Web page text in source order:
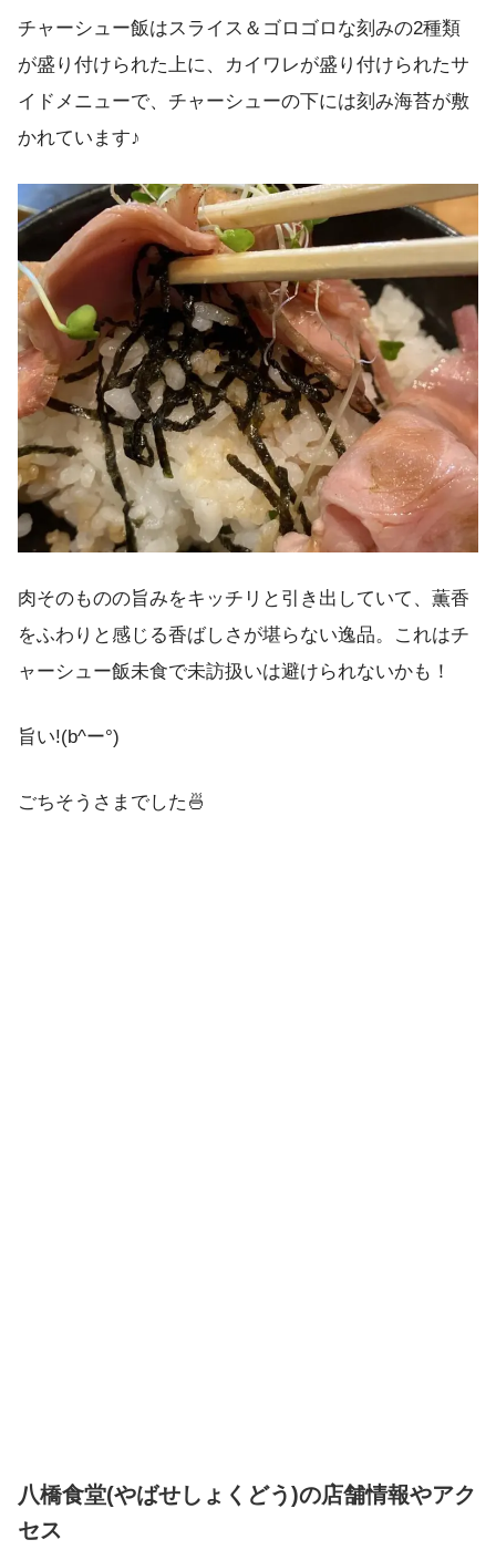
チャーシュー飯はスライス＆ゴロゴロな刻みの2種類
が盛り付けられた上に、カイワレが盛り付けられたサ
イドメニューで、チャーシューの下には刻み海苔が敷
かれています♪
肉そのものの旨みをキッチリと引き出していて、薫香
をふわりと感じる香ばしさが堪らない逸品。これはチ
ャーシュー飯未食で未訪扱いは避けられないかも！
旨い!(b^ー°)
ごちそうさまでした🍜
八橋食堂(やばせしょくどう)の店舗情報やアク
セス